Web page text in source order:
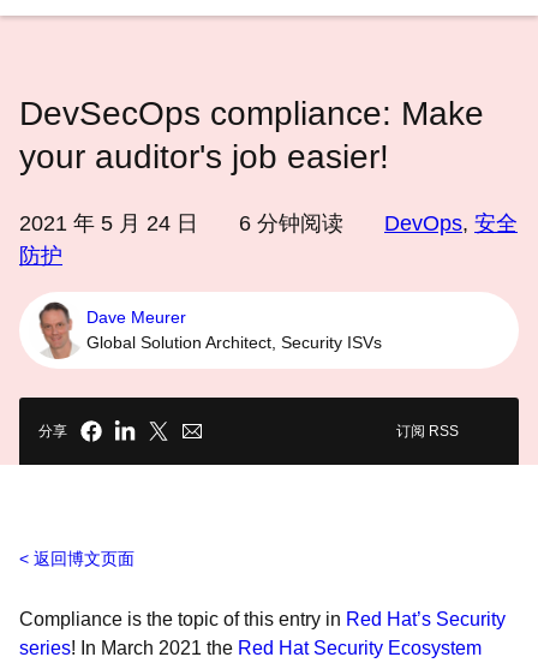
言
DevSecOps compliance: Make
your auditor's job easier!
2021 年 5 月 24 日 6 分钟阅读 DevOps, 安全
防护
Dave Meurer
Global Solution Architect, Security ISVs
分享 订阅 RSS
返回博文页面
Compliance is the topic of this entry in Red Hat’s Security
series! In March 2021 the Red Hat Security Ecosystem